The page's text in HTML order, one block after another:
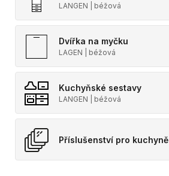
LANGEN | béžová
Dvířka na myčku
LAGEN | béžová
Kuchyňské sestavy
LANGEN | béžová
Příslušenství pro kuchyně